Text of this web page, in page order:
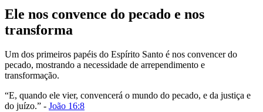
Ele nos convence do pecado e nos
transforma
Um dos primeiros papéis do Espírito Santo é nos convencer do
pecado, mostrando a necessidade de arrependimento e
transformação.
“E, quando ele vier, convencerá o mundo do pecado, e da justiça e
do juízo.” - João 16:8